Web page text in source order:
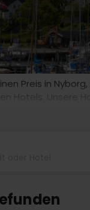
Preis in
Hotels.